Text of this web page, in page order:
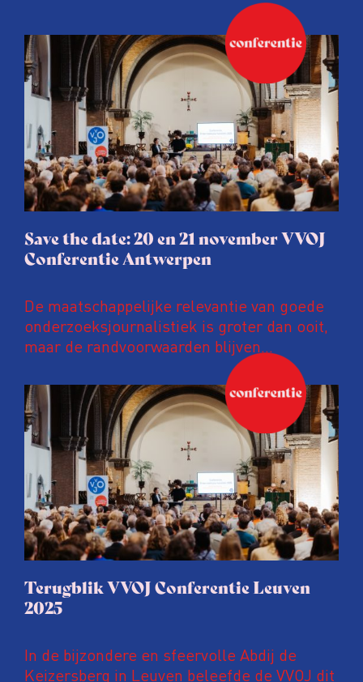
Save the date: 20 en 21 november VVOJ
Conferentie Antwerpen
De maatschappelijke relevantie van goede
onderzoeksjournalistiek is groter dan ooit,
maar de randvoorwaarden blijven
kwetsbaar. Tijdens de komende VVOJ
Conferentie duiken we in De
ongemakkelijke werkelijkheid: een eerlijke
en urgente blik op de staat van ons vak.
Terugblik VVOJ Conferentie Leuven
2025
In de bijzondere en sfeervolle Abdij de
Keizersberg in Leuven beleefde de VVOJ dit